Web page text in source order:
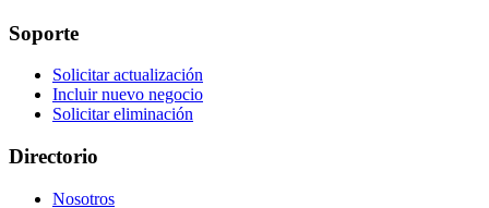
Soporte
Solicitar actualización
Incluir nuevo negocio
Solicitar eliminación
Directorio
Nosotros